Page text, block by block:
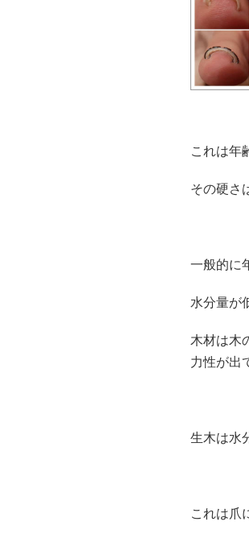
これは年
その硬さ
一般的に
水分量が
木材は木
力性が出
生木は水
これは爪